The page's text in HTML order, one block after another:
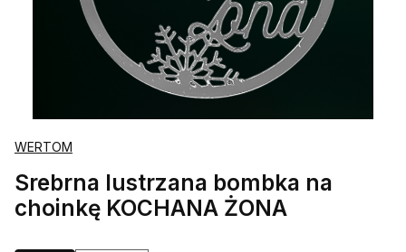
WERTOM
Srebrna lustrzana bombka na
choinkę KOCHANA ŻONA